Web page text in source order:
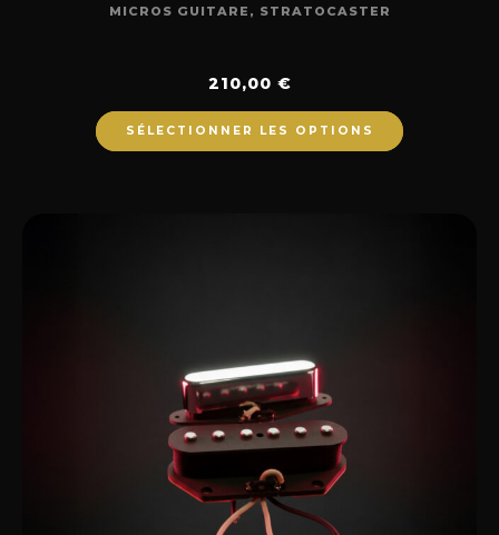
MICROS GUITARE , STRATOCASTER
210,00 €
SÉLECTIONNER LES OPTIONS